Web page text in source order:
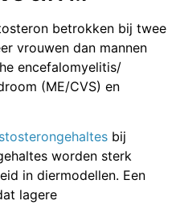
betrokken bij twee
vrouwen dan mannen
encefalomyelitis/
(ME/CVS) en
bij
worden sterk
in diermodellen. Een
lagere